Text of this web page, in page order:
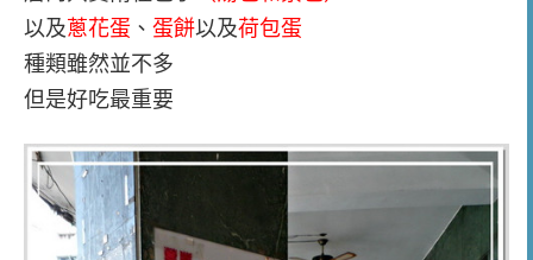
以及蔥花蛋 、 蛋餅以及荷包蛋
種類雖然並不多
但是好吃最重要